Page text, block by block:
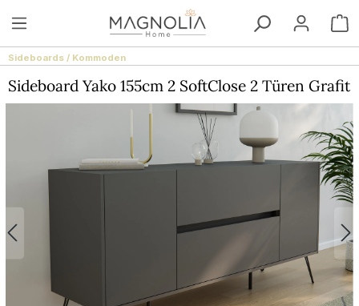
Zum Hauptinhalt springen
Sideboards / Kommoden
Sideboard Yako 155cm 2 SoftClose 2 Türen Grafit
Bildergalerie überspringen